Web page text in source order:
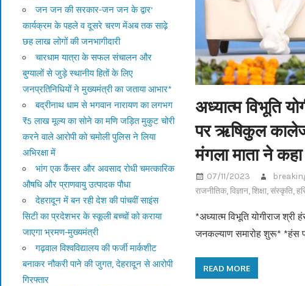
अध्यात्म विभूति
पर ऋषिकुल कालेज
मंगला माता ने
07/11/2023
राजनीतिक,विज्ञान,शिक्षा,संस्कृति,
*अध्यात्म विभूति योगीराज
जनकल्याण समारोह शुरू* *हंस
READ MORE
जन जन की सरकार-जन जन के द्वार’
कार्यक्रम के पहले व दूसरे चरण मेंअब तक साढ़े
छह लाख लोगों की जनभागीदारी
चारधाम यात्रा के सफल संचालन और
बुग्यालों से जुड़े स्थानीय हितों के लिए
जनप्रतिनिधियों ने मुख्यमंत्री का जताया आभार*
बद्रीनाथ धाम से भगवान नारायण का लगभग
₹5 लाख मूल्य का सोने का मणि जड़ित मुकुट चोरी
करने वाले आरोपी को चमोली पुलिस ने लिया
अभिरक्षा में
भांग एक कैंसर और अवसाद रोधी चमत्कारिक
औषधि और प्राणवायु उत्पादक पौधा
देहरादून में बन रही देश की पांचवीं साइंस
सिटी का प्रदेशभर के स्कूली बच्चों को कराया
जाएगा भ्रमण-मुख्यमंत्री
गढ़वाल विश्वविद्यालय की फर्जी मार्कशीट
बनाकर नौकरी पाने की जुगत, देहरादून से आरोपी
गिरफ्तार